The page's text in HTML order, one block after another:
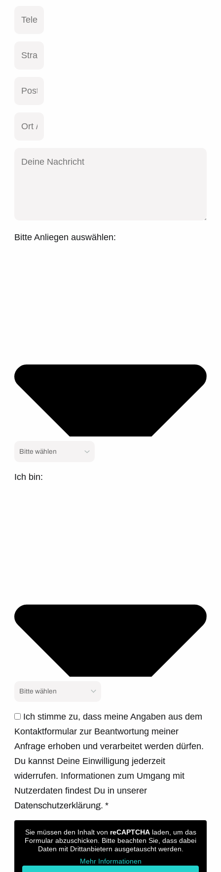
Bitte Anliegen auswählen:
Ich bin:
Ich stimme zu, dass meine Angaben aus dem
Kontaktformular zur Beantwortung meiner
Anfrage erhoben und verarbeitet werden dürfen.
Du kannst Deine Einwilligung jederzeit
widerrufen. Informationen zum Umgang mit
Nutzerdaten findest Du in unserer
Datenschutzerklärung.*
Sie müssen den Inhalt von reCAPTCHAladen, um das
Formular abzuschicken. Bitte beachten Sie, dass dabei
Daten mit Drittanbietern ausgetauscht werden.
Mehr Informationen